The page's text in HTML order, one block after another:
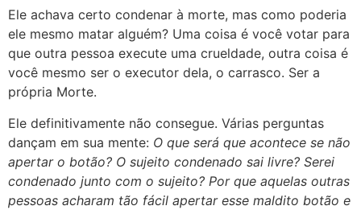
Ele achava certo condenar à morte, mas como poderia
ele mesmo matar alguém? Uma coisa é você votar para
que outra pessoa execute uma crueldade, outra coisa é
você mesmo ser o executor dela, o carrasco. Ser a
própria Morte.
Ele definitivamente não consegue. Várias perguntas
dançam em sua mente: O que será que acontece se não
apertar o botão? O sujeito condenado sai livre? Serei
condenado junto com o sujeito? Por que aquelas outras
pessoas acharam tão fácil apertar esse maldito botão e